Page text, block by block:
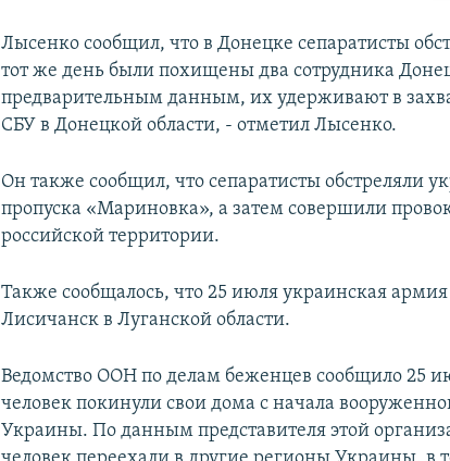
Лысенко сообщил, что в Донецке сепаратисты
тот же день были похищены два сотрудника
предварительным данным, их удерживают в
СБУ в Донецкой области, - отметил Лысенко.
Он также сообщил, что сепаратисты обстреляли
пропуска «Мариновка», а затем совершили
российской территории.
Также сообщалось, что 25 июля украинская армия
Лисичанск в Луганской области.
Ведомство ООН по делам беженцев сообщило 25
человек покинули свои дома с начала
Украины. По данным представителя этой